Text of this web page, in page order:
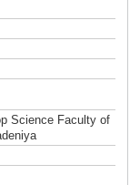
Science Faculty of